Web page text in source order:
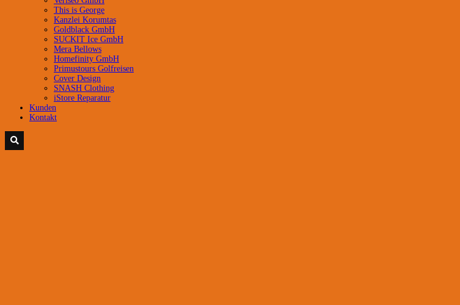
This is George
Kanzlei Korumtas
Goldblack GmbH
SUCKIT Ice GmbH
Mera Bellows
Homefinity GmbH
Primustours Golfreisen
Cover Design
SNASH Clothing
iStore Reparatur
Kunden
Kontakt